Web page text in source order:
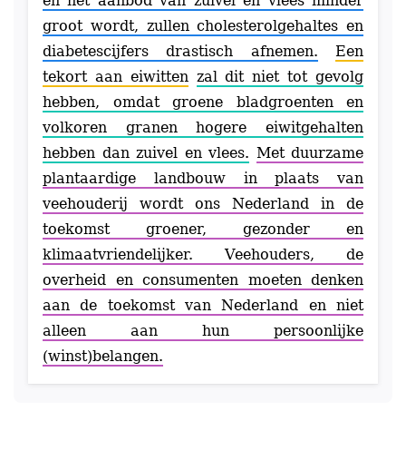
groot wordt, zullen cholesterolgehaltes en
diabetescijfers drastisch afnemen.
Een
tekort aan eiwitten zal dit niet tot gevolg
hebben, omdat groene bladgroenten en
volkoren granen hogere eiwitgehalten
hebben dan zuivel en vlees. Met duurzame
plantaardige landbouw in plaats van
veehouderij wordt ons Nederland in de
toekomst groener, gezonder en
klimaatvriendelijker. Veehouders, de
overheid en consumenten moeten denken
aan de toekomst van Nederland en niet
alleen aan hun persoonlijke
(winst)belangen.